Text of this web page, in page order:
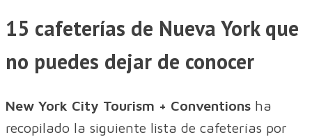
15 cafeterías de Nueva York que
no puedes dejar de conocer
New York City Tourism + Conventions ha
recopilado la siguiente lista de cafeterías por